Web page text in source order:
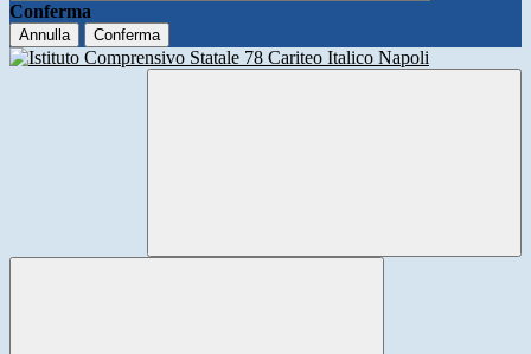
Conferma
Annulla Conferma